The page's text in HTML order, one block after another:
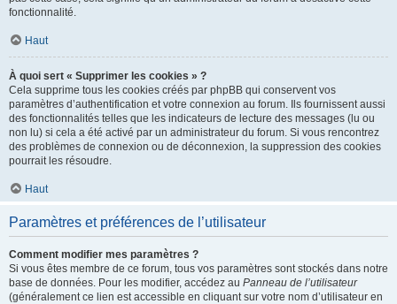
fonctionnalité.
Haut
À quoi sert « Supprimer les cookies » ?
Cela supprime tous les cookies créés par phpBB qui conservent vos
paramètres d’authentification et votre connexion au forum. Ils fournissent aussi
des fonctionnalités telles que les indicateurs de lecture des messages (lu ou
non lu) si cela a été activé par un administrateur du forum. Si vous rencontrez
des problèmes de connexion ou de déconnexion, la suppression des cookies
pourrait les résoudre.
Haut
Paramètres et préférences de l’utilisateur
Comment modifier mes paramètres ?
Si vous êtes membre de ce forum, tous vos paramètres sont stockés dans notre
base de données. Pour les modifier, accédez au Panneau de l’utilisateur
(généralement ce lien est accessible en cliquant sur votre nom d’utilisateur en